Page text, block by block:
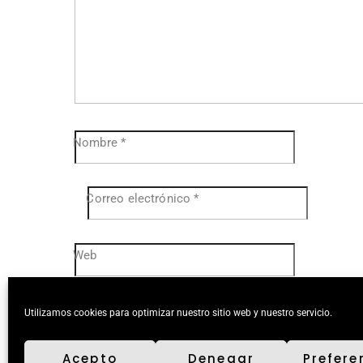
Utilizamos cookies para optimizar nuestro sitio web y nuestro servicio.
Acepto Denegar
Nombre*
Correo electrónico*
Web